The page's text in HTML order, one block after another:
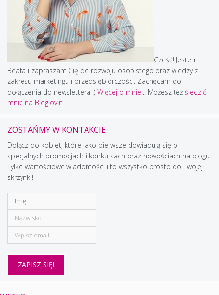
Cześć! Jestem
Beata i zapraszam Cię do rozwoju osobistego oraz wiedzy z
zakresu marketingu i przedsiębiorczości. Zachęcam do
dołączenia do newslettera :) Więcej o mnie... Możesz też śledzić
mnie na Bloglovin
ZOSTAŃMY W KONTAKCIE
Dołącz do kobiet, które jako pierwsze dowiadują się o
specjalnych promocjach i konkursach oraz nowościach na blogu.
Tylko wartościowe wiadomości i to wszystko prosto do Twojej
skrzynki!